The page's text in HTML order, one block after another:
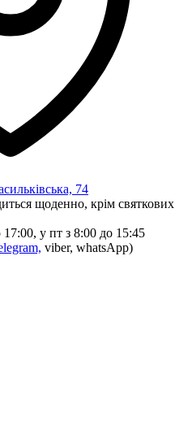
74
щоденно, крім святкових
у пт з 8:00 до 15:45
viber, whatsApp)